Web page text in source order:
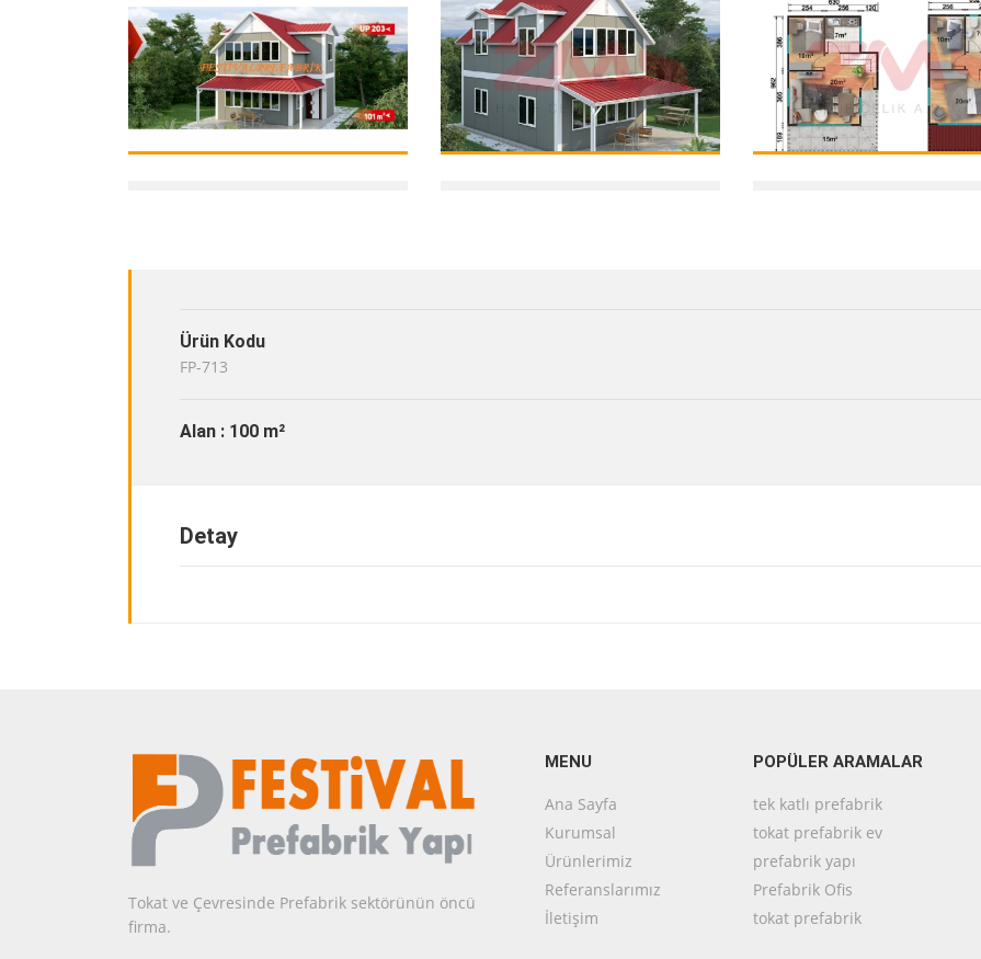
Ürün Kodu
FP-713
Alan : 100 m²
Detay
Tokat ve Çevresinde Prefabrik sektörünün öncü
firma.
MENU
Ana Sayfa
Kurumsal
Ürünlerimiz
Referanslarımız
İletişim
POPÜLER ARAMALAR
tek katlı prefabrik
tokat prefabrik ev
prefabrik yapı
Prefabrik Ofis
tokat prefabrik